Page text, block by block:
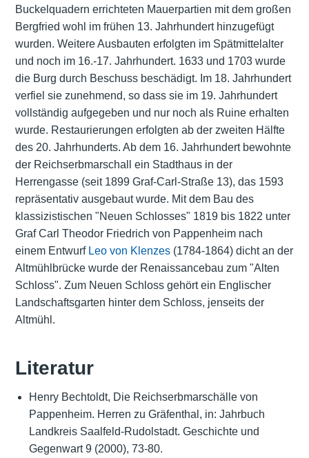
Buckelquadern errichteten Mauerpartien mit dem großen
Bergfried wohl im frühen 13. Jahrhundert hinzugefügt
wurden. Weitere Ausbauten erfolgten im Spätmittelalter
und noch im 16.-17. Jahrhundert. 1633 und 1703 wurde
die Burg durch Beschuss beschädigt. Im 18. Jahrhundert
verfiel sie zunehmend, so dass sie im 19. Jahrhundert
vollständig aufgegeben und nur noch als Ruine erhalten
wurde. Restaurierungen erfolgten ab der zweiten Hälfte
des 20. Jahrhunderts. Ab dem 16. Jahrhundert bewohnte
der Reichserbmarschall ein Stadthaus in der
Herrengasse (seit 1899 Graf-Carl-Straße 13), das 1593
repräsentativ ausgebaut wurde. Mit dem Bau des
klassizistischen "Neuen Schlosses" 1819 bis 1822 unter
Graf Carl Theodor Friedrich von Pappenheim nach
einem Entwurf Leo von Klenzes(1784-1864) dicht an der
Altmühlbrücke wurde der Renaissancebau zum "Alten
Schloss". Zum Neuen Schloss gehört ein Englischer
Landschaftsgarten hinter dem Schloss, jenseits der
Altmühl.
Literatur
Henry Bechtoldt, Die Reichserbmarschälle von
Pappenheim. Herren zu Gräfenthal, in: Jahrbuch
Landkreis Saalfeld-Rudolstadt. Geschichte und
Gegenwart 9 (2000), 73-80.